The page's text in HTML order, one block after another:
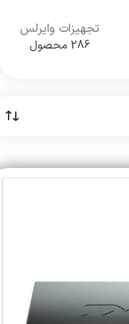
تجهیزات وایرلس
286 محصول